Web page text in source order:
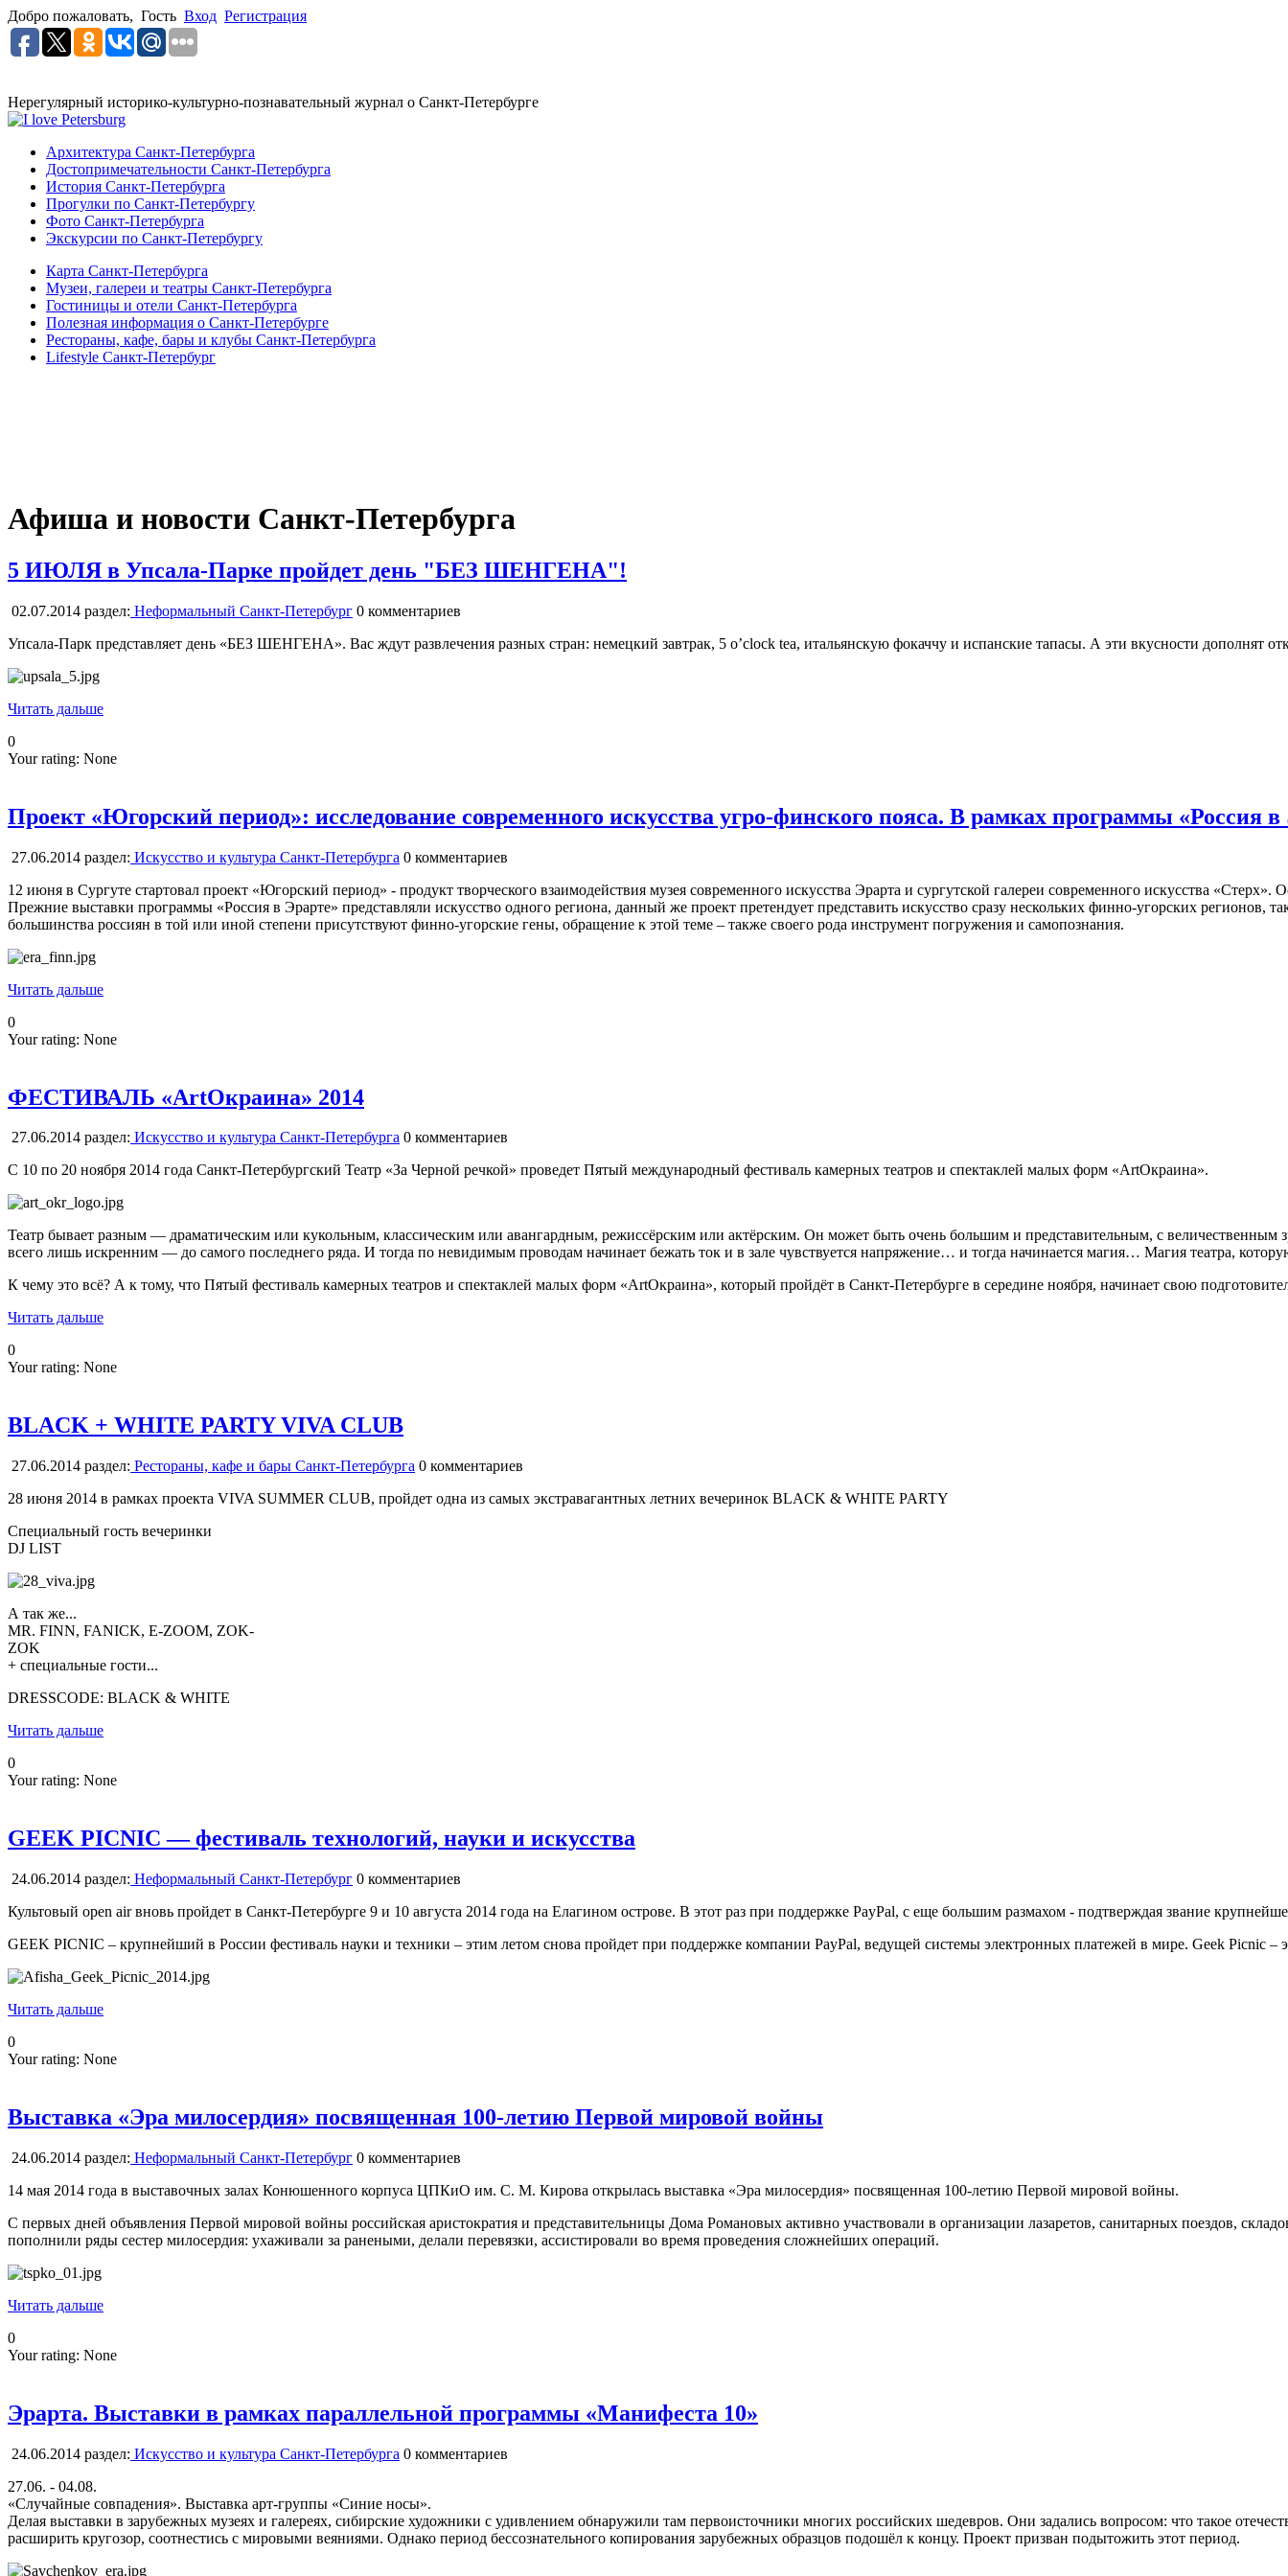
Добро пожаловать, Гость Вход Регистрация
Нерегулярный историко-культурно-познавательный журнал о Санкт-Петербурге
Архитектура Санкт-Петербурга
Достопримечательности Санкт-Петербурга
История Санкт-Петербурга
Прогулки по Санкт-Петербургу
Фото Санкт-Петербурга
Экскурсии по Санкт-Петербургу
Карта Санкт-Петербурга
Музеи, галереи и театры Санкт-Петербурга
Гостиницы и отели Санкт-Петербурга
Полезная информация о Санкт-Петербурге
Рестораны, кафе, бары и клубы Санкт-Петербурга
Lifestyle Санкт-Петербург
Афиша и новости Санкт-Петербурга
5 ИЮЛЯ в Упсала-Парке пройдет день "БЕЗ ШЕНГЕНА"!
02.07.2014 раздел: Неформальный Санкт-Петербург 0 комментариев
Упсала-Парк представляет день «БЕЗ ШЕНГЕНА». Вас ждут развлечения разных стран: немецкий завтрак, 5 o’clock tea, итальянскую фокаччу и испанские тапасы. А эти вкусности дополнят
Читать дальше
0
Your rating: None
Проект «Югорский период»: исследование современного искусства угро-финского пояса. В рамках программы «Россия в
27.06.2014 раздел: Искусство и культура Санкт-Петербурга 0 комментариев
12 июня в Сургуте стартовал проект «Югорский период» - продукт творческого взаимодействия музея современного искусства Эрарта и сургутской галереи современного искусства
Прежние выставки программы «Россия в Эрарте» представляли искусство одного региона, данный же проект претендует представить искусство сразу нескольких финно-угорских
большинства россиян в той или иной степени присутствуют финно-угорские гены, обращение к этой теме – также своего рода инструмент погружения и самопознания.
Читать дальше
0
Your rating: None
ФЕСТИВАЛЬ «ArtОкраина» 2014
27.06.2014 раздел: Искусство и культура Санкт-Петербурга 0 комментариев
С 10 по 20 ноября 2014 года Санкт-Петербургский Театр «За Черной речкой» проведет Пятый международный фестиваль камерных театров и спектаклей малых форм «АrtОкраина».
Театр бывает разным — драматическим или кукольным, классическим или авангардным, режиссёрским или актёрским. Он может быть очень большим и представительным, с
всего лишь искренним — до самого последнего ряда. И тогда по невидимым проводам начинает бежать ток и в зале чувствуется напряжение… и тогда начинается магия… Магия театра,
К чему это всё? А к тому, что Пятый фестиваль камерных театров и спектаклей малых форм «ArtОкраина», который пройдёт в Санкт-Петербурге в середине ноября, начинает свою
Читать дальше
0
Your rating: None
BLACK + WHITE PARTY VIVA CLUB
27.06.2014 раздел: Рестораны, кафе и бары Санкт-Петербурга 0 комментариев
28 июня 2014 в рамках проекта VIVA SUMMER CLUB, пройдет одна из самых экстравагантных летних вечеринок BLACK & WHITE PARTY
Специальный гость вечеринки
DJ LIST
А так же...
MR. FINN, FANICK, E-ZOOM, ZOK-
ZOK
+ специальные гости...
DRESSCODE: BLACK & WHITE
Читать дальше
0
Your rating: None
GEEK PICNIC — фестиваль технологий, науки и искусства
24.06.2014 раздел: Неформальный Санкт-Петербург 0 комментариев
Культовый open air вновь пройдет в Санкт-Петербурге 9 и 10 августа 2014 года на Елагином острове. В этот раз при поддержке PayPal, с еще большим размахом - подтверждая звание
GEEK PICNIC – крупнейший в России фестиваль науки и техники – этим летом снова пройдет при поддержке компании PayPal, ведущей системы электронных платежей в мире. Geek
Читать дальше
0
Your rating: None
Выставка «Эра милосердия» посвященная 100-летию Первой мировой войны
24.06.2014 раздел: Неформальный Санкт-Петербург 0 комментариев
14 мая 2014 года в выставочных залах Конюшенного корпуса ЦПКиО им. С. М. Кирова открылась выставка «Эра милосердия» посвященная 100-летию Первой мировой войны.
С первых дней объявления Первой мировой войны российская аристократия и представительницы Дома Романовых активно участвовали в организации лазаретов, санитарных поездов,
пополнили ряды сестер милосердия: ухаживали за ранеными, делали перевязки, ассистировали во время проведения сложнейших операций.
Читать дальше
0
Your rating: None
Эрарта. Выставки в рамках параллельной программы «Манифеста 10»
24.06.2014 раздел: Искусство и культура Санкт-Петербурга 0 комментариев
27.06. - 04.08.
«Случайные совпадения». Выставка арт-группы «Синие носы».
Делая выставки в зарубежных музеях и галереях, сибирские художники с удивлением обнаружили там первоисточники многих российских шедевров. Они задались вопросом: что такое
расширить кругозор, соотнестись с мировыми веяниями. Однако период бессознательного копирования зарубежных образцов подошёл к концу. Проект призван подытожить этот период.